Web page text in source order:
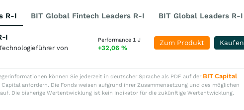
R-I BIT Global Fintech Leaders R-I BIT Global Leaders R-I
I
von
Performance 1 J
+32,06 %
Kaufen
Zum Produkt
können Sie jederzeit in deutscher Sprache als PDF auf der BIT Capital
anfordern. Die Fonds weisen aufgrund ihrer Zusammensetzung und des möglichen
Die bisherige Wertentwicklung ist kein Indikator für die zukünftige Wertentwicklung.